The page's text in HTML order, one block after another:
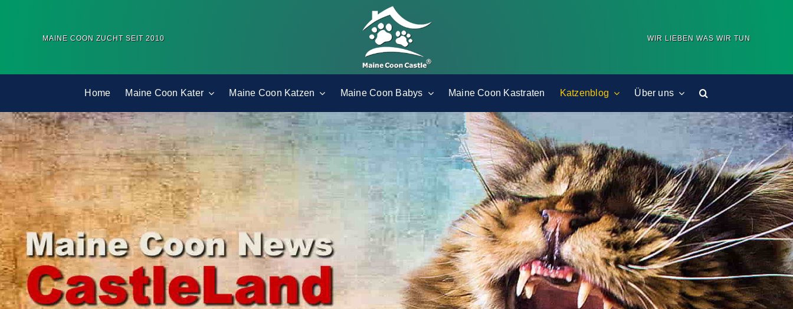
MAINE COON ZUCHT SEIT 2010 WIR LIEBEN WAS WIR TUN
Home Maine Coon Kater Maine Coon Katzen Maine Coon Babys Maine Coon Kastraten Katzenblog Über uns